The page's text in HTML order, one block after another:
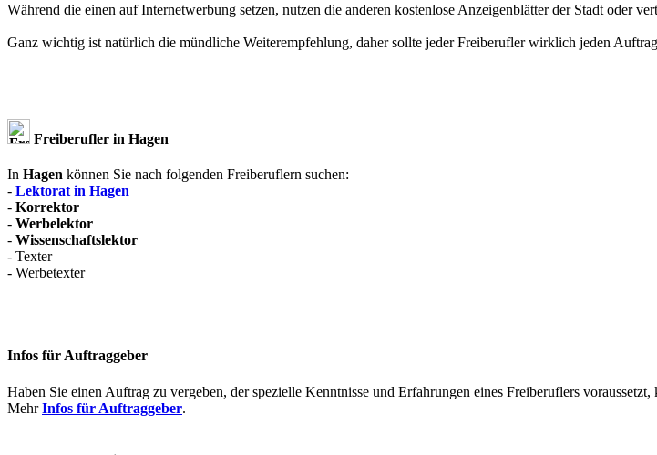
Während die einen auf Internetwerbung setzen, nutzen die anderen kostenlose Anzeigenblätter der Stadt oder
Ganz wichtig ist natürlich die mündliche Weiterempfehlung, daher sollte jeder Freiberufler wirklich jeden
Freiberufler in Hagen
In Hagen können Sie nach folgenden Freiberuflern suchen:
- Lektorat in Hagen
- Korrektor
- Werbelektor
- Wissenschaftslektor
- Texter
- Werbetexter
Infos für Auftraggeber
Haben Sie einen Auftrag zu vergeben, der spezielle Kenntnisse und Erfahrungen eines Freiberuflers
MehrInfos für Auftraggeber.